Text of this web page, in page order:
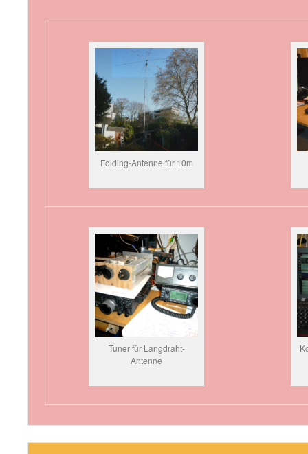
Folding-Antenne für 10m
Tuner für Langdraht-
Antenne